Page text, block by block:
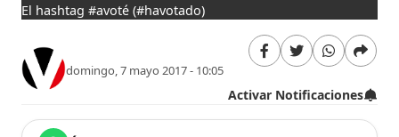
El hashtag #avoté (#havotado)
domingo, 7 mayo 2017 - 10:05
Activar Notificaciones